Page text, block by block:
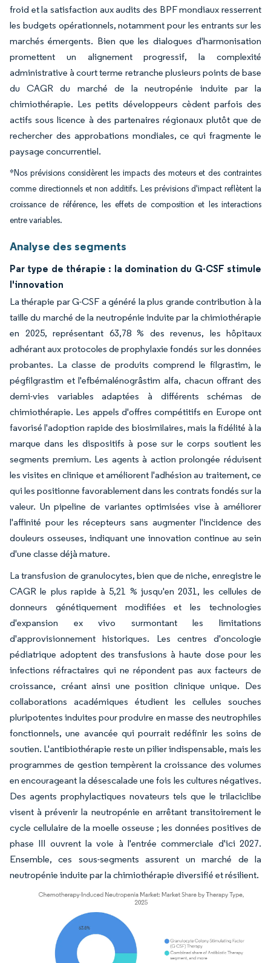
froid et la satisfaction aux audits des BPF mondiaux resserrent
les budgets opérationnels, notamment pour les entrants sur les
marchés émergents. Bien que les dialogues d'harmonisation
promettent un alignement progressif, la complexité
administrative à court terme retranche plusieurs points de base
du CAGR du marché de la neutropénie induite par la
chimiothérapie. Les petits développeurs cèdent parfois des
actifs sous licence à des partenaires régionaux plutôt que de
rechercher des approbations mondiales, ce qui fragmente le
paysage concurrentiel.
*Nos prévisions considèrent les impacts des moteurs et des contraintes
comme directionnels et non additifs. Les prévisions d'impact reflètent la
croissance de référence, les effets de composition et les interactions
entre variables.
Analyse des segments
Par type de thérapie : la domination du G-CSF stimule
l'innovation
La thérapie par G-CSF a généré la plus grande contribution à la
taille du marché de la neutropénie induite par la chimiothérapie
en 2025, représentant 63,78 % des revenus, les hôpitaux
adhérant aux protocoles de prophylaxie fondés sur les données
probantes. La classe de produits comprend le filgrastim, le
pégfilgrastim et l'efbémalénogrâstim alfa, chacun offrant des
demi-vies variables adaptées à différents schémas de
chimiothérapie. Les appels d'offres compétitifs en Europe ont
favorisé l'adoption rapide des biosimilaires, mais la fidélité à la
marque dans les dispositifs à pose sur le corps soutient les
segments premium. Les agents à action prolongée réduisent
les visites en clinique et améliorent l'adhésion au traitement, ce
qui les positionne favorablement dans les contrats fondés sur la
valeur. Un pipeline de variantes optimisées vise à améliorer
l'affinité pour les récepteurs sans augmenter l'incidence des
douleurs osseuses, indiquant une innovation continue au sein
d'une classe déjà mature.
La transfusion de granulocytes, bien que de niche, enregistre le
CAGR le plus rapide à 5,21 % jusqu'en 2031, les cellules de
donneurs génétiquement modifiées et les technologies
d'expansion ex vivo surmontant les limitations
d'approvisionnement historiques. Les centres d'oncologie
pédiatrique adoptent des transfusions à haute dose pour les
infections réfractaires qui ne répondent pas aux facteurs de
croissance, créant ainsi une position clinique unique. Des
collaborations académiques étudient les cellules souches
pluripotentes induites pour produire en masse des neutrophiles
fonctionnels, une avancée qui pourrait redéfinir les soins de
soutien. L'antibiothérapie reste un pilier indispensable, mais les
programmes de gestion tempèrent la croissance des volumes
en encourageant la désescalade une fois les cultures négatives.
Des agents prophylactiques novateurs tels que le trilaciclibe
visent à prévenir la neutropénie en arrêtant transitoirement le
cycle cellulaire de la moelle osseuse ; les données positives de
phase III ouvrent la voie à l'entrée commerciale d'ici 2027.
Ensemble, ces sous-segments assurent un marché de la
neutropénie induite par la chimiothérapie diversifié et résilient.